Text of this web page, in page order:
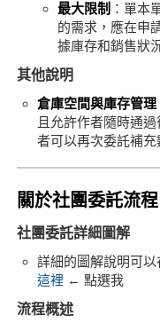
最大限制 ：單本
的需求，應在申
據庫存和銷售狀
其他說明
倉庫空間與庫存管理
且允許作者隨時通
者可以再次委託補
關於社團委託流程
社團委託詳細圖解
詳細的圖解說明可
這裡 ← 點選我
流程概述